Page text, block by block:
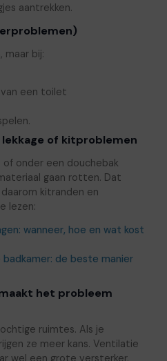
aantrekken.
maar bij:
een toilet
of kitproblemen
onder een douchebak
gaan rotten. Dat
kitranden en
lezen:
wanneer, hoe en wat kost
de beste manier
het probleem
ruimtes. Als je
ze meer kans. Ventilatie
wel een grote versterker.